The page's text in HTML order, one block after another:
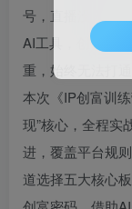
号，直播没人看
AI工具，创作耗
重，始终无法打
本次《IP创富训
现”核心，全程实
进，覆盖平台规
道选择五大核心